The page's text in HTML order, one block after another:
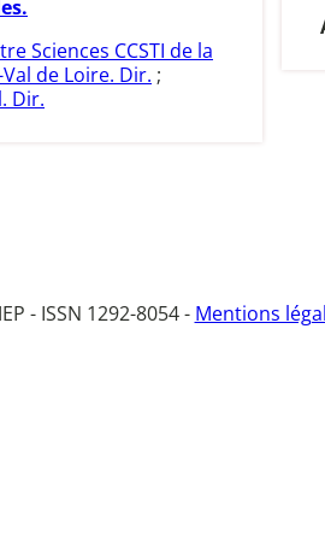
Sciences CCSTI de la
de Loire. Dir. ;
Dir.
- ISSN 1292-8054 - Mentions